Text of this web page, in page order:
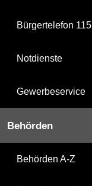
Bürgertelefon 115
Notdienste
Gewerbeservice
Behörden
Behörden A-Z